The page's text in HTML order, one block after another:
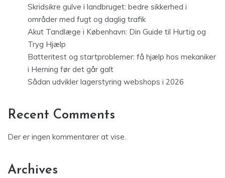
Skridsikre gulve i landbruget: bedre sikkerhed i
områder med fugt og daglig trafik
Akut Tandlæge i København: Din Guide til Hurtig og
Tryg Hjælp
Batteritest og startproblemer: få hjælp hos mekaniker
i Herning før det går galt
Sådan udvikler lagerstyring webshops i 2026
Recent Comments
Der er ingen kommentarer at vise.
Archives